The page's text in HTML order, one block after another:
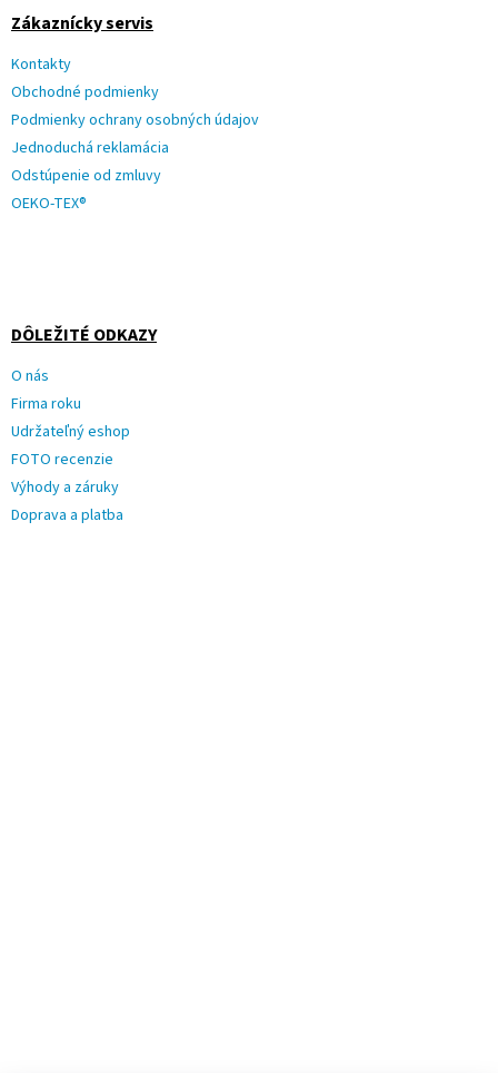
Zákaznícky servis
Kontakty
Obchodné podmienky
Podmienky ochrany osobných údajov
Jednoduchá reklamácia
Odstúpenie od zmluvy
OEKO-TEX®
DÔLEŽITÉ ODKAZY
O nás
Firma roku
Udržateľný eshop
FOTO recenzie
Výhody a záruky
Doprava a platba